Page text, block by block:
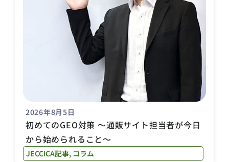
2026年8月5日
初めてのGEO対策 〜通販サイト担当者が今日
から始められること〜
JECCICA記事, コラム